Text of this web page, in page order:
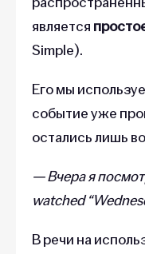
является
Simple).
Его мы
событие уже
остались лишь
— Вчера я
watched
В речи на